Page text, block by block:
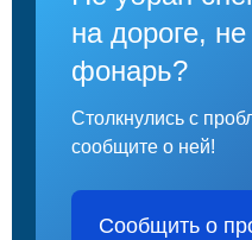
на дороге, не
фонарь?
Столкнулись с
сообщите о ней!
Сообщить о